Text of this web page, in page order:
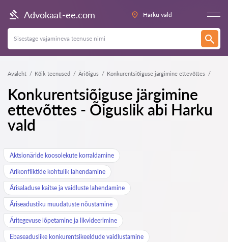
Advokaat-ee.com Harku vald
Avaleht Kõik teenused Äriõigus Konkurentsiõiguse järgimine ettevõttes
Konkurentsiõiguse järgimine
ettevõttes - Õiguslik abi Harku
vald
Aktsionäride koosolekute korraldamine
Ärikonfliktide kohtulik lahendamine
Ärisaladuse kaitse ja vaidluste lahendamine
Äriseadustiku muudatuste nõustamine
Äritegevuse lõpetamine ja likvideerimine
Ebaseaduslike konkurentsikeeldude vaidlustamine